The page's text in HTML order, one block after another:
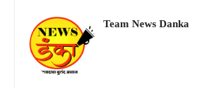
Team News Danka